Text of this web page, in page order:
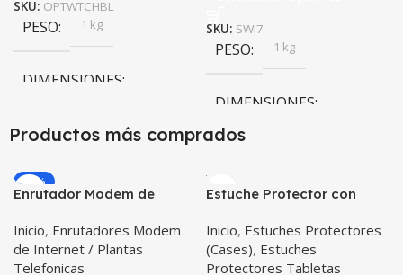
SKU: OPTWTCHBL
PESO 1 kg
DIMENSIONES
10 × 10 × 10 cm
SKU: SWI7
PESO 1 kg
DIMENSIONES
COLOR Negro ,Rosa
PULSO ADICIONAL
Productos más comprados
-20%
Enrutador Modem de
Libre Todo Operador 4G
LTE SIMCARD
Inicio, Enrutadores Modem
de Internet / Plantas
Telefonicas
Estuche Protector con
Tablet Samsung Galaxy
Tab A8 10.5 2021 – 2022
SM-x200 SM-x205 Anti
Inicio, Estuches Protectores
(Cases), Estuches
Protectores Tabletas